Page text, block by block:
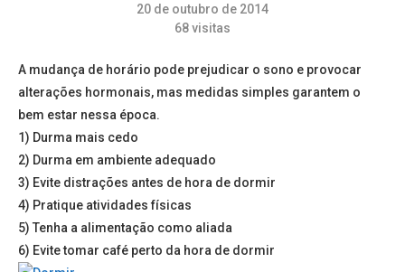
20 de outubro de 2014
68visitas
A mudança de horário pode prejudicar o sono e provocar
alterações hormonais, mas medidas simples garantem o
bem estar nessa época.
1) Durma mais cedo
2) Durma em ambiente adequado
3) Evite distrações antes de hora de dormir
4) Pratique atividades físicas
5) Tenha a alimentação como aliada
6) Evite tomar café perto da hora de dormir